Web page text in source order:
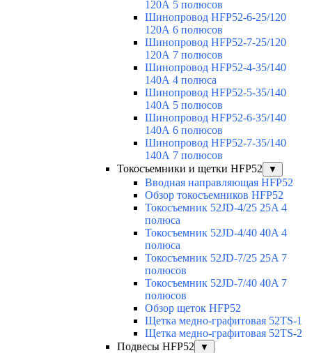
120А 5 полюсов
Шинопровод HFP52-6-25/120
120А 6 полюсов
Шинопровод HFP52-7-25/120
120А 7 полюсов
Шинопровод HFP52-4-35/140
140А 4 полюса
Шинопровод HFP52-5-35/140
140А 5 полюсов
Шинопровод HFP52-6-35/140
140А 6 полюсов
Шинопровод HFP52-7-35/140
140А 7 полюсов
Токосъемники и щетки HFP52
▼
Вводная направляющая HFP52
Обзор токосъемников HFP52
Токосъемник 52JD-4/25 25A 4
полюса
Токосъемник 52JD-4/40 40A 4
полюса
Токосъемник 52JD-7/25 25A 7
полюсов
Токосъемник 52JD-7/40 40A 7
полюсов
Обзор щеток HFP52
Щетка медно-графитовая 52TS-1
Щетка медно-графитовая 52TS-2
Подвесы HFP52
▼